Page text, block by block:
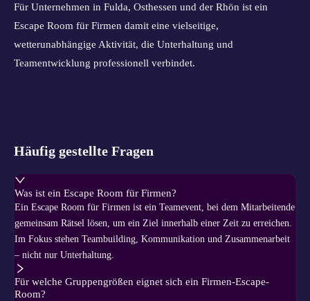
Für Unternehmen in Fulda, Osthessen und der Rhön ist ein
Escape Room für Firmen damit eine vielseitige,
wetterunabhängige Aktivität, die Unterhaltung und
Teamentwicklung professionell verbindet.
Häufig gestellte Fragen
Was ist ein Escape Room für Firmen?
Ein Escape Room für Firmen ist ein Teamevent, bei dem Mitarbeitende
gemeinsam Rätsel lösen, um ein Ziel innerhalb einer Zeit zu erreichen.
Im Fokus stehen Teambuilding, Kommunikation und Zusammenarbeit
– nicht nur Unterhaltung.
Für welche Gruppengrößen eignet sich ein Firmen-Escape-
Room?